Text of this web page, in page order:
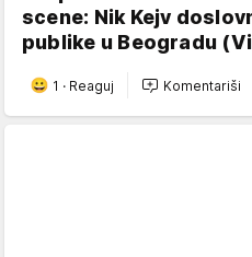
scene: Nik Kejv
publike u Beogradu
1 · Reaguj Komentariši